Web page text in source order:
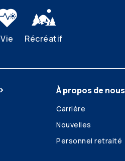
Vie Récréatif
À propos de nous
Carrière
Nouvelles
Personnel retraité